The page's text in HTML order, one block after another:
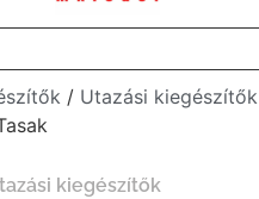
/ Utazási kiegészítők
kiegészítők